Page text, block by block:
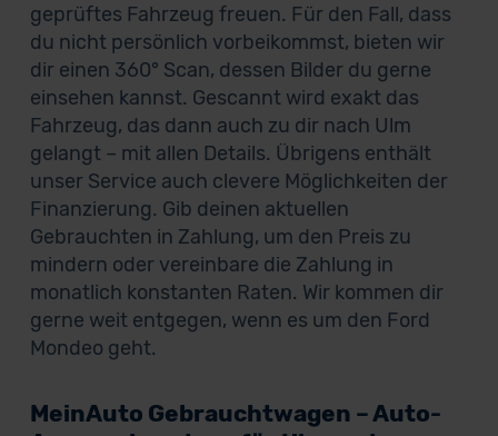
geprüftes Fahrzeug freuen. Für den Fall, dass
du nicht persönlich vorbeikommst, bieten wir
dir einen 360° Scan, dessen Bilder du gerne
einsehen kannst. Gescannt wird exakt das
Fahrzeug, das dann auch zu dir nach Ulm
gelangt – mit allen Details. Übrigens enthält
unser Service auch clevere Möglichkeiten der
Finanzierung. Gib deinen aktuellen
Gebrauchten in Zahlung, um den Preis zu
mindern oder vereinbare die Zahlung in
monatlich konstanten Raten. Wir kommen dir
gerne weit entgegen, wenn es um den Ford
Mondeo geht.
MeinAuto Gebrauchtwagen – Auto-